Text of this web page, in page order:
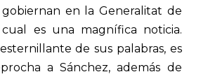
en la Generalitat de
es una magnífica noticia.
de sus palabras, es
a Sánchez, además de